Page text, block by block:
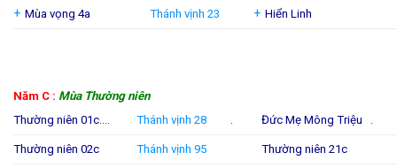
+ Mùa vọng 4a Thánh vịnh 23 +Hiển Linh
Năm C : Mùa Thường niên
Thường niên 01c….
Thánh vịnh 28 . Đức Mẹ Mông Triệu .
Thường niên 02c Thánh vịnh 95 Thường niên 21c